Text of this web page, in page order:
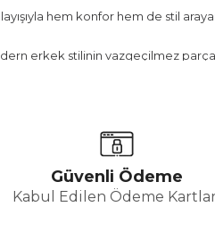
hem konfor hem de stil
erkek stilinin vazgeçilmez
Güvenli Ödeme
Kabul Edilen Ödeme